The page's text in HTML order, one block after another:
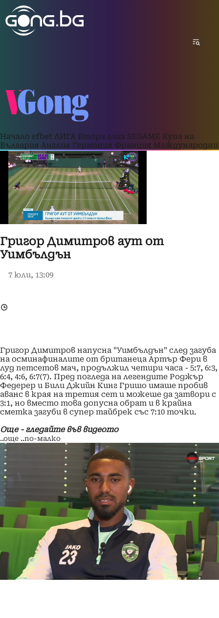
Начало efbet ЛИГА Втора лига SESAME Купа на
България Англия Германия Франция Международни
Григор Димитров аут от
Уимбълдън
7 юли, 13:09
Григор Димитров напусна "Уимбълдън" след загуба
на осминафиналите от британеца Артър Фери в
луд петсетов мач, продължил четири часа - 5:7, 6:3,
6:4, 4:6, 6:7(7). Пред погледа на легендите Роджър
Федерер и Били Джийн Кинг Гришо имаше пробив
аванс в края на третия сет и можеше да затвори с
3:1, но вместо това допусна обрат и в крайна
сметка загуби в супер тайбрек със 7:10 точки.
Още - гледайте във видеото
..още ..по-малко